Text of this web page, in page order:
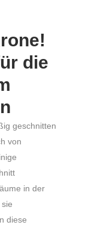
die
geschnitten
von
in der
diese